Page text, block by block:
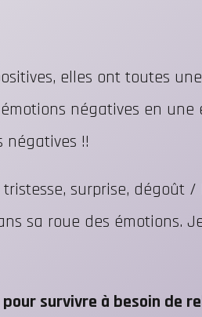
elles ont toutes
négatives en
négatives !!
surprise, dégoût /
sa roue des émotions.
survivre à besoin de